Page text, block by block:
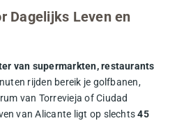
Dagelijks Leven en
van supermarkten, restaurants
rijden bereik je golfbanen,
van Torrevieja of Ciudad
van Alicante ligt op slechts45